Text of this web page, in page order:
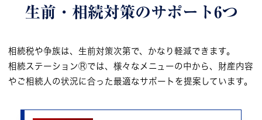
生前・相続対策のサポート6つ
相続税や争族は、生前対策次第で、かなり軽減できます。
相続ステーションⓇでは、様々なメニューの中から、財産内容
やご相続人の状況に合った最適なサポートを提案しています。